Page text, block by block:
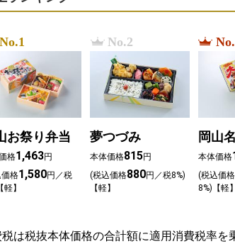
No.1
お祭り弁当
格1,463円
格1,580円／税
軽】
No.2
夢つづみ
本体価格815円
(税込価格880円／税8%)
【軽】
岡山
本体価格
(税込価格
8%)【軽】
は税抜本体価格の合計額に適用消費税率